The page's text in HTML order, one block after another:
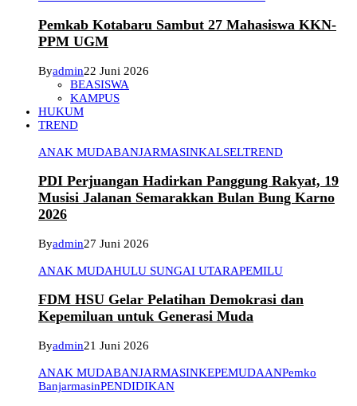
Pemkab Kotabaru Sambut 27 Mahasiswa KKN-
PPM UGM
Byadmin22 Juni 2026
BEASISWA
KAMPUS
HUKUM
TREND
ANAK MUDABANJARMASINKALSELTREND
PDI Perjuangan Hadirkan Panggung Rakyat, 19
Musisi Jalanan Semarakkan Bulan Bung Karno
2026
Byadmin27 Juni 2026
ANAK MUDAHULU SUNGAI UTARAPEMILU
FDM HSU Gelar Pelatihan Demokrasi dan
Kepemiluan untuk Generasi Muda
Byadmin21 Juni 2026
ANAK MUDABANJARMASINKEPEMUDAANPemko
BanjarmasinPENDIDIKAN